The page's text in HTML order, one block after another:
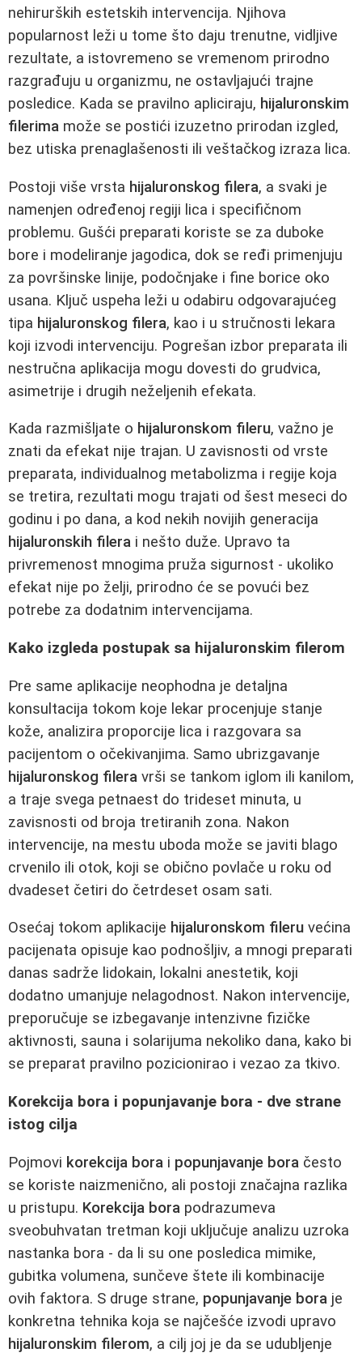
nehirurških estetskih intervencija. Njihova
popularnost leži u tome što daju trenutne, vidljive
rezultate, a istovremeno se vremenom prirodno
razgrađuju u organizmu, ne ostavljajući trajne
posledice. Kada se pravilno apliciraju, hijaluronskim
filerima može se postići izuzetno prirodan izgled,
bez utiska prenaglašenosti ili veštačkog izraza lica.
Postoji više vrsta hijaluronskog filera, a svaki je
namenjen određenoj regiji lica i specifičnom
problemu. Gušći preparati koriste se za duboke
bore i modeliranje jagodica, dok se ređi primenjuju
za površinske linije, podočnjake i fine borice oko
usana. Ključ uspeha leži u odabiru odgovarajućeg
tipa hijaluronskog filera, kao i u stručnosti lekara
koji izvodi intervenciju. Pogrešan izbor preparata ili
nestručna aplikacija mogu dovesti do grudvica,
asimetrije i drugih neželjenih efekata.
Kada razmišljate o hijaluronskom fileru, važno je
znati da efekat nije trajan. U zavisnosti od vrste
preparata, individualnog metabolizma i regije koja
se tretira, rezultati mogu trajati od šest meseci do
godinu i po dana, a kod nekih novijih generacija
hijaluronskih filera i nešto duže. Upravo ta
privremenost mnogima pruža sigurnost - ukoliko
efekat nije po želji, prirodno će se povući bez
potrebe za dodatnim intervencijama.
Kako izgleda postupak sa hijaluronskim filerom
Pre same aplikacije neophodna je detaljna
konsultacija tokom koje lekar procenjuje stanje
kože, analizira proporcije lica i razgovara sa
pacijentom o očekivanjima. Samo ubrizgavanje
hijaluronskog filera vrši se tankom iglom ili kanilom,
a traje svega petnaest do trideset minuta, u
zavisnosti od broja tretiranih zona. Nakon
intervencije, na mestu uboda može se javiti blago
crvenilo ili otok, koji se obično povlače u roku od
dvadeset četiri do četrdeset osam sati.
Osećaj tokom aplikacije hijaluronskom fileru većina
pacijenata opisuje kao podnošljiv, a mnogi preparati
danas sadrže lidokain, lokalni anestetik, koji
dodatno umanjuje nelagodnost. Nakon intervencije,
preporučuje se izbegavanje intenzivne fizičke
aktivnosti, sauna i solarijuma nekoliko dana, kako bi
se preparat pravilno pozicionirao i vezao za tkivo.
Korekcija bora i popunjavanje bora - dve strane
istog cilja
Pojmovi korekcija bora i popunjavanje bora često
se koriste naizmenično, ali postoji značajna razlika
u pristupu. Korekcija bora podrazumeva
sveobuhvatan tretman koji uključuje analizu uzroka
nastanka bora - da li su one posledica mimike,
gubitka volumena, sunčeve štete ili kombinacije
ovih faktora. S druge strane, popunjavanje bora je
konkretna tehnika koja se najčešće izvodi upravo
hijaluronskim filerom, a cilj joj je da se udubljenje